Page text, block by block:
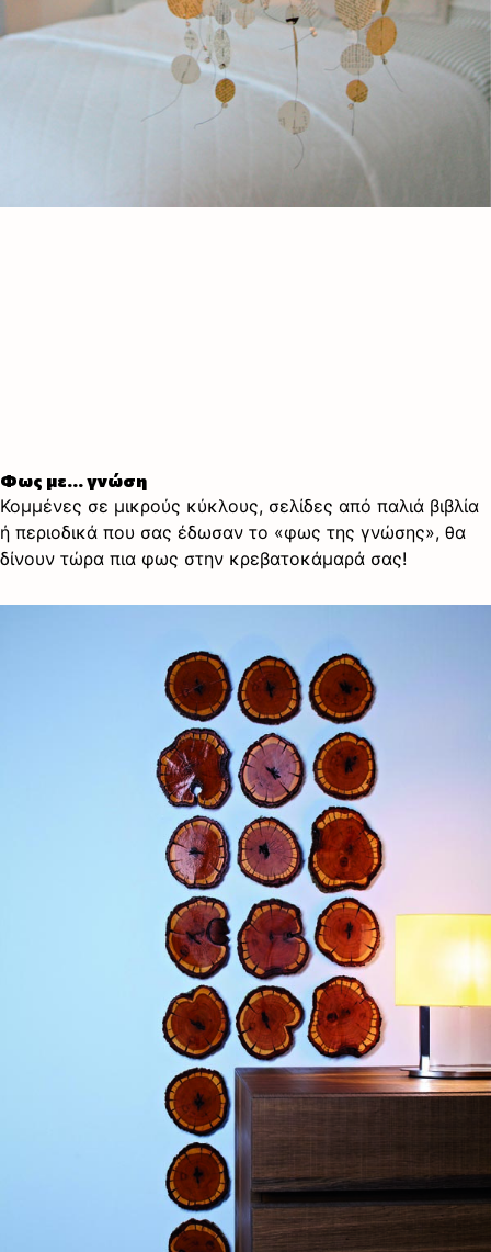
Φως με… γνώση
Κομμένες σε μικρούς κύκλους, σελίδες από παλιά βιβλία
ή περιοδικά που σας έδωσαν το «φως της γνώσης», θα
δίνουν τώρα πια φως στην κρεβατοκάμαρά σας!